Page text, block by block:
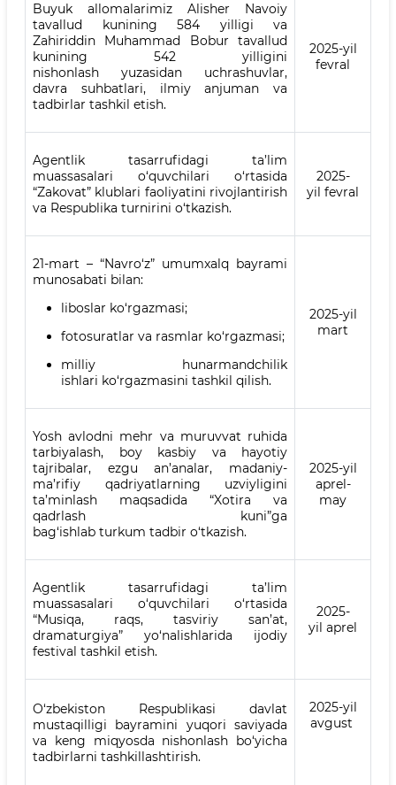
Buyuk allomalarimiz Alisher Navoiy
tavallud kunining 584 yilligi va
Zahiriddin Muhammad Bobur tavallud
kunining 542 yilligini
nishonlash yuzasidan uchrashuvlar,
davra suhbatlari, ilmiy anjuman va
tadbirlar tashkil etish.
2025-yil
fevral
Agentlik tasarrufidagi ta’lim
muassasalari o‘quvchilari o‘rtasida
“Zakovat” klublari faoliyatini rivojlantirish
va Respublika turnirini o‘tkazish.
2025-
yil fevral
21-mart – “Navro‘z” umumxalq bayrami
munosabati bilan:
liboslar ko‘rgazmasi;
fotosuratlar va rasmlar ko‘rgazmasi;
milliy hunarmandchilik
ishlari ko‘rgazmasini tashkil qilish.
2025-yil
mart
Yosh avlodni mehr va muruvvat ruhida
tarbiyalash, boy kasbiy va hayotiy
tajribalar, ezgu an’analar, madaniy-
ma’rifiy qadriyatlarning uzviyligini
ta’minlash maqsadida “Xotira va
qadrlash kuni”ga
bag‘ishlab turkum tadbir o‘tkazish.
2025-yil
aprel-
may
Agentlik tasarrufidagi ta’lim
muassasalari o‘quvchilari o‘rtasida
“Musiqa, raqs, tasviriy san’at,
dramaturgiya” yo‘nalishlarida ijodiy
festival tashkil etish.
2025-
yil aprel
O‘zbekiston Respublikasi davlat
mustaqilligi bayramini yuqori saviyada
va keng miqyosda nishonlash bo‘yicha
tadbirlarni tashkillashtirish.
2025-yil
avgust